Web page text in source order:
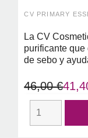
CV PRIMARY
La CV
purificante
de sebo y
46,00 €